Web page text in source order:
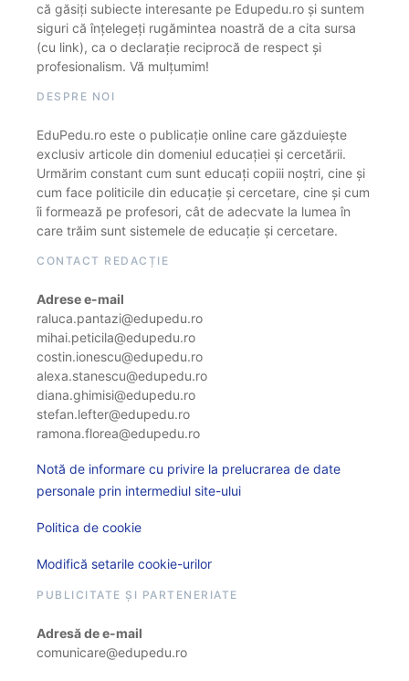
că găsiți subiecte interesante pe Edupedu.ro și suntem
siguri că înțelegeți rugămintea noastră de a cita sursa
(cu link), ca o declarație reciprocă de respect și
profesionalism. Vă mulțumim!
DESPRE NOI
EduPedu.ro este o publicație online care găzduiește
exclusiv articole din domeniul educației și cercetării.
Urmărim constant cum sunt educați copiii noștri, cine și
cum face politicile din educație și cercetare, cine și cum
îi formează pe profesori, cât de adecvate la lumea în
care trăim sunt sistemele de educație și cercetare.
CONTACT REDACȚIE
Adrese e-mail
raluca.pantazi@edupedu.ro
mihai.peticila@edupedu.ro
costin.ionescu@edupedu.ro
alexa.stanescu@edupedu.ro
diana.ghimisi@edupedu.ro
stefan.lefter@edupedu.ro
ramona.florea@edupedu.ro
Notă de informare cu privire la prelucrarea de date
personale prin intermediul site-ului
Politica de cookie
Modifică setarile cookie-urilor
PUBLICITATE ȘI PARTENERIATE
Adresă de e-mail
comunicare@edupedu.ro